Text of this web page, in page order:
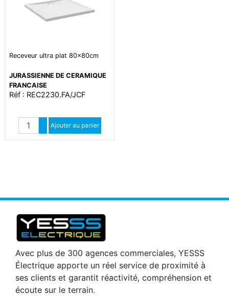
Receveur ultra plat 80x80cm
JURASSIENNE DE CERAMIQUE
FRANCAISE
Réf : REC2230.FA/JCF
Quantité
Augmenter quantité
Diminuer quantité
Ajouter au panier
Avec plus de 300 agences commerciales, YESSS
Électrique apporte un réel service de proximité à
ses clients et garantit réactivité, compréhension et
écoute sur le terrain.